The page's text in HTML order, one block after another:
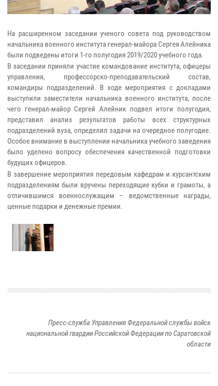
На расширенном заседании ученого совета под руководством
начальника военного института генерал-майора Сергея Алейника
были подведены итоги 1-го полугодия 2019/2020 учебного года.
В заседании приняли участие командование института, офицеры
управления, профессорско-преподавательский состав,
командиры подразделений. В ходе мероприятия с докладами
выступили заместители начальника военного института, после
чего генерал-майор Сергей Алейник подвел итоги полугодия,
представил анализ результатов работы всех структурных
подразделений вуза, определил задачи на очередное полугодие.
Особое внимание в выступлении начальника учебного заведения
было уделено вопросу обеспечения качественной подготовки
будущих офицеров.
В завершение мероприятия передовым кафедрам и курсантским
подразделениям были вручены переходящие кубки и грамоты, а
отличившимся военнослужащим – ведомственные награды,
ценные подарки и денежные премии.
Пресс-служба Управления Федеральной службы войск
национальной гвардии Российской Федерации по Саратовской
области